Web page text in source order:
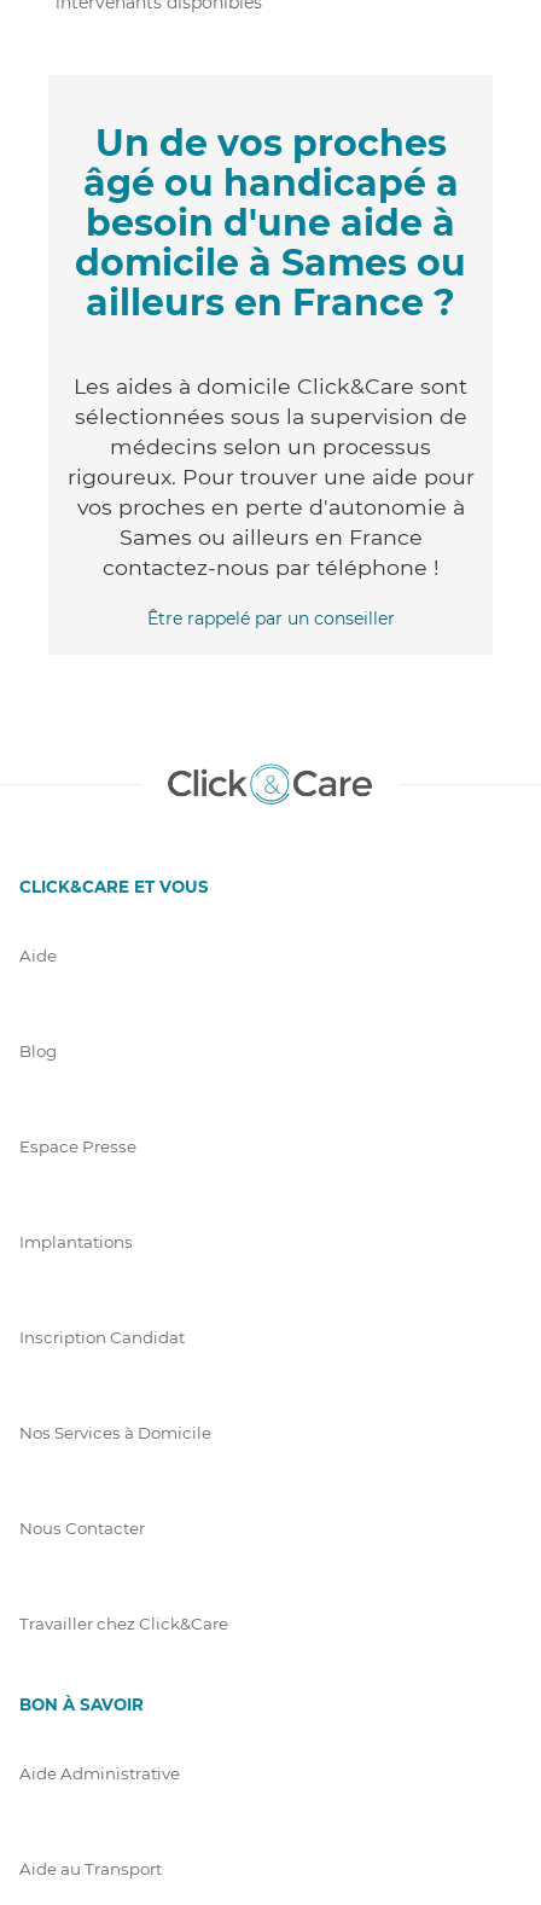
Un de vos proches
âgé ou handicapé a
besoin d'une aide à
domicile à Sames ou
ailleurs en France ?
Les aides à domicile Click&Care sont
sélectionnées sous la supervision de
médecins selon un processus
rigoureux. Pour trouver une aide pour
vos proches en perte d'autonomie à
Sames ou ailleurs en France
contactez-nous par téléphone !
Être rappelé par un conseiller
CLICK&CARE ET VOUS
Aide
Blog
Espace Presse
Implantations
Inscription Candidat
Nos Services à Domicile
Nous Contacter
Travailler chez Click&Care
BON À SAVOIR
Aide Administrative
Aide au Transport